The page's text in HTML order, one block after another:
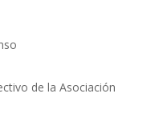
de la Asociación